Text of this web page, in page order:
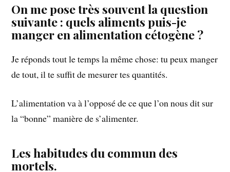
On me pose très souvent la question
suivante : quels aliments puis-je
manger en alimentation cétogène ?
Je réponds tout le temps la même chose: tu peux manger
de tout, il te suffit de mesurer tes quantités.
L’alimentation va à l’opposé de ce que l’on nous dit sur
la “bonne” manière de s’alimenter.
Les habitudes du commun des
mortels.